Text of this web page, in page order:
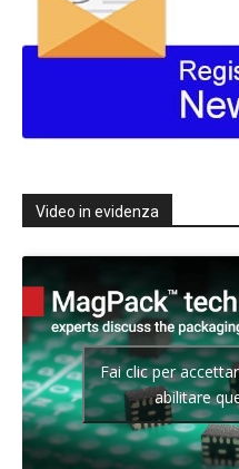
Video in evidenza
Fai clic per
abilitare